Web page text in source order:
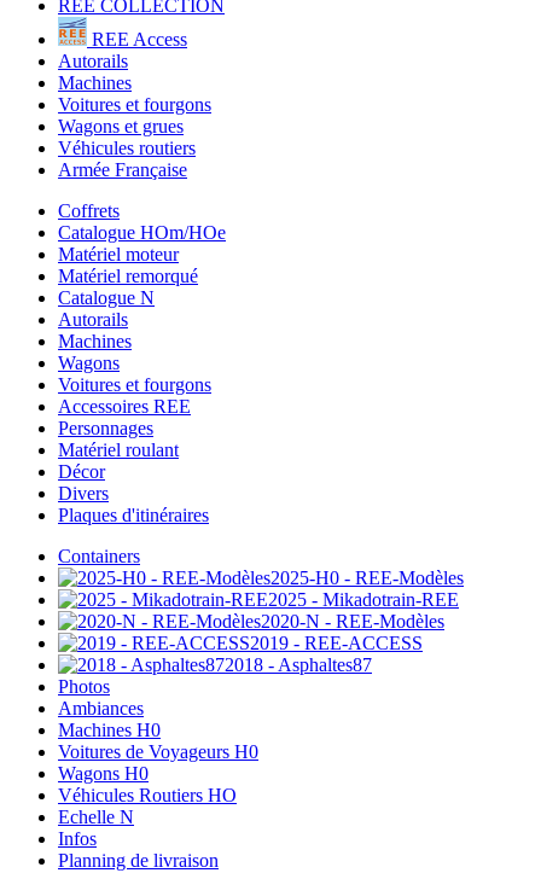
REE COLLECTION
REE Access
Autorails
Machines
Voitures et fourgons
Wagons et grues
Véhicules routiers
Armée Française
Coffrets
Catalogue HOm/HOe
Matériel moteur
Matériel remorqué
Catalogue N
Autorails
Machines
Wagons
Voitures et fourgons
Accessoires REE
Personnages
Matériel roulant
Décor
Divers
Plaques d'itinéraires
Containers
2025-H0 - REE-Modèles
2025 - Mikadotrain-REE
2020-N - REE-Modèles
2019 - REE-ACCESS
2018 - Asphaltes87
Photos
Ambiances
Machines H0
Voitures de Voyageurs H0
Wagons H0
Véhicules Routiers HO
Echelle N
Infos
Planning de livraison